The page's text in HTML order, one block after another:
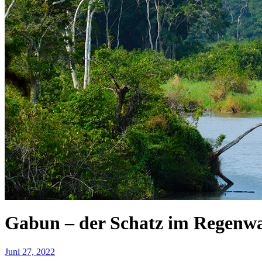
Gabun – der Schatz im
Juni 27, 2022